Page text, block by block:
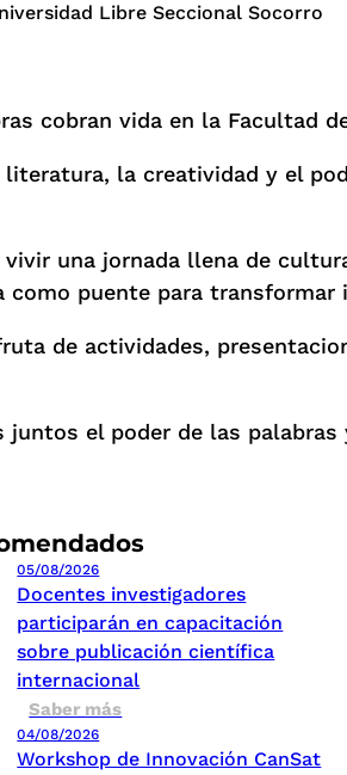
Libre Seccional Socorro
05/08/2026
Docentes investigadores
participarán en capacitación
sobre publicación científica
internacional
Saber más
04/08/2026
Workshop de Innovación CanSat
cobran vida en la Facultad
literatura, la creatividad y el
una jornada llena de
como puente para
de actividades,
juntos el poder de las